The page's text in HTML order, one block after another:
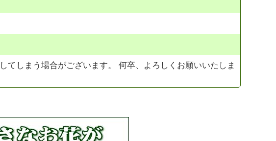
しまう場合がございます。 何卒、よろしくお願いいたしま